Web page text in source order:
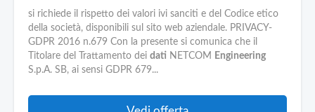
si richiede il rispetto dei valori ivi sanciti e del Codice etico
della società, disponibili sul sito web aziendale. PRIVACY-
GDPR 2016 n.679 Con la presente si comunica che il
Titolare del Trattamento dei dati NETCOM
Engineering
S.p.A. SB, ai sensi GDPR 679...